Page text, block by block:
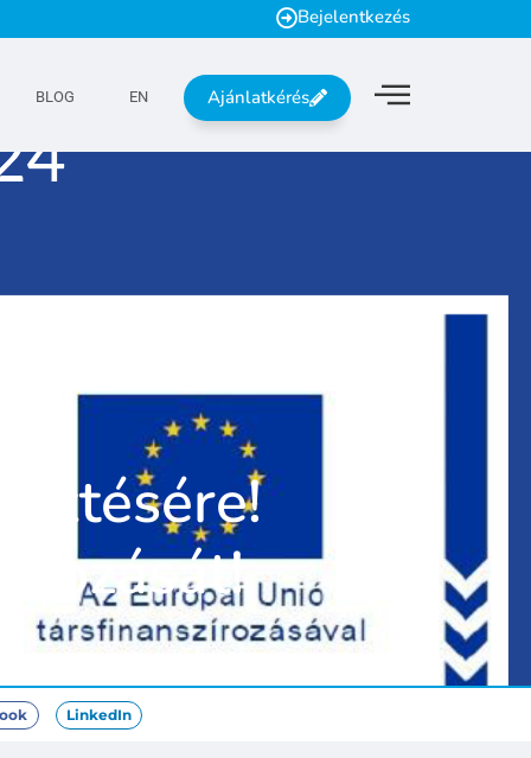
Bejelentkezés
BLOG EN Ajánlatkérés
LinkedIn